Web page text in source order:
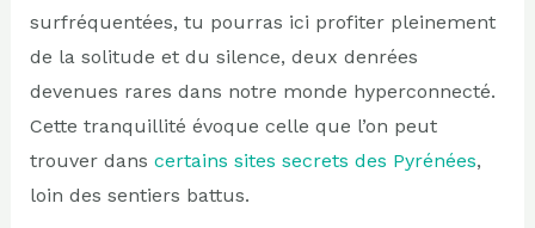
surfréquentées, tu pourras ici profiter pleinement
de la solitude et du silence, deux denrées
devenues rares dans notre monde hyperconnecté.
Cette tranquillité évoque celle que l’on peut
trouver dans certains sites secrets des Pyrénées,
loin des sentiers battus.